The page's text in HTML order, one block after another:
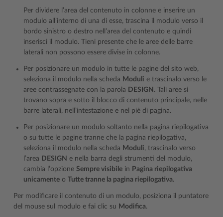
Per dividere l’area del contenuto in colonne e inserire un
modulo all’interno di una di esse, trascina il modulo verso il
bordo sinistro o destro nell’area del contenuto e quindi
inserisci il modulo. Tieni presente che le aree delle barre
laterali non possono essere divise in colonne.
Per posizionare un modulo in tutte le pagine del sito web,
seleziona il modulo nella scheda Moduli e trascinalo verso le
aree contrassegnate con la parola DESIGN . Tali aree si
trovano sopra e sotto il blocco di contenuto principale, nelle
barre laterali, nell’intestazione e nel piè di pagina.
Per posizionare un modulo soltanto nella pagina riepilogativa
o su tutte le pagine tranne che la pagina riepilogativa,
seleziona il modulo nella scheda Moduli, trascinalo verso
l’area DESIGN e nella barra degli strumenti del modulo,
cambia l’opzione Sempre visibile in Pagina riepilogativa
unicamente o Tutte tranne la pagina riepilogativa.
Per modificare il contenuto di un modulo, posiziona il puntatore
del mouse sul modulo e fai clic su Modifica.